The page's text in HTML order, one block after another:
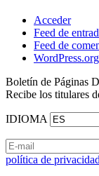
Acceder
Feed de
Feed de
WordPress.org
Boletín de Páginas
Recibe los titulares
IDIOMA
política de privacidad